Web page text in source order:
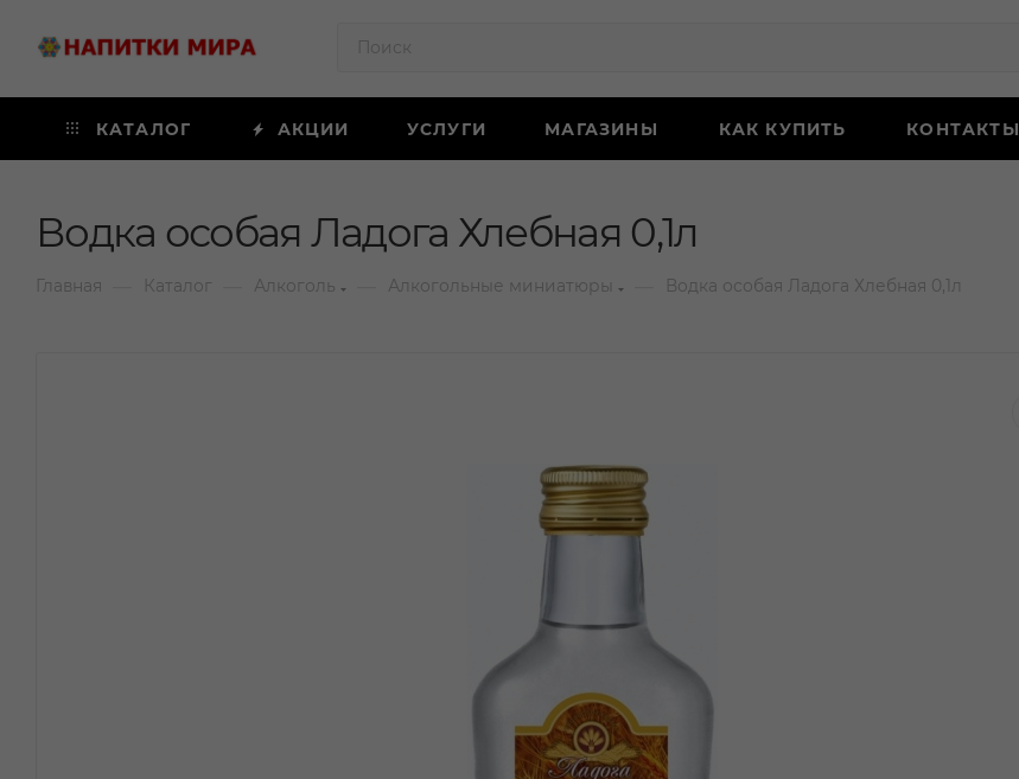
КАТАЛОГ АКЦИИ УСЛУГИ МАГАЗИНЫ КАК КУПИТЬ КОНТАКТЫ
Водка особая Ладога Хлебная 0,1л
Главная Каталог Алкоголь Алкогольные миниатюры Водка особая Ладога Хлебная 0,1л